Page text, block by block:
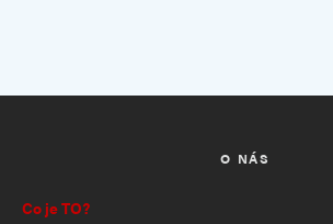
O NÁS
Co je TO?